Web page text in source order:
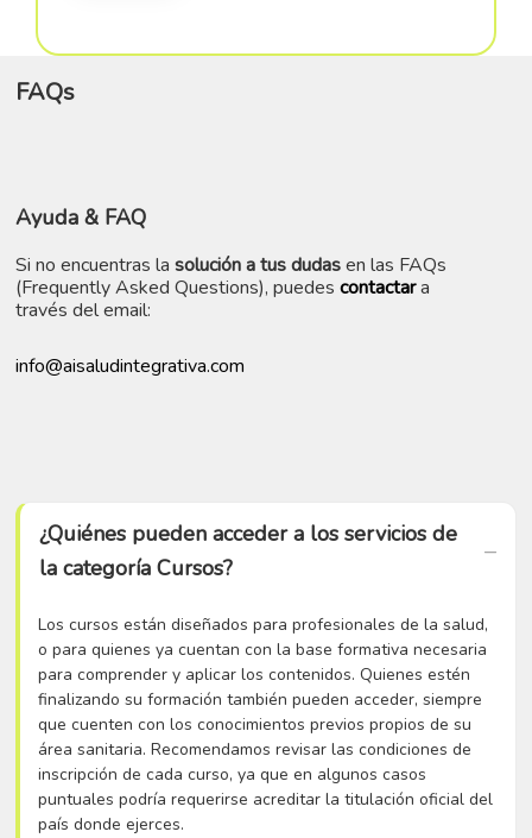
FAQs
Ayuda & FAQ
Si no encuentras lasolución a tus dudasen las FAQs
(Frequently Asked Questions), puedescontactara
través del email:
info@aisaludintegrativa.com
¿Quiénes pueden acceder a los servicios de
la categoría Cursos?
Los cursos están diseñados para profesionales de la salud,
o para quienes ya cuentan con la base formativa necesaria
para comprender y aplicar los contenidos. Quienes estén
finalizando su formación también pueden acceder, siempre
que cuenten con los conocimientos previos propios de su
área sanitaria. Recomendamos revisar las condiciones de
inscripción de cada curso, ya que en algunos casos
puntuales podría requerirse acreditar la titulación oficial del
país donde ejerces.